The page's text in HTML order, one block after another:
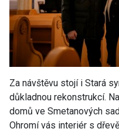
Za návštěvu stojí i Stará
důkladnou rekonstrukcí.
domů ve Smetanových
Ohromí vás interiér s